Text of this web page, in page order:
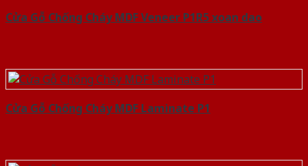
Cửa Gỗ Chống Cháy MDF Veneer P1R5 xoan dao
Cửa Gỗ Chống Cháy MDF Laminate P1